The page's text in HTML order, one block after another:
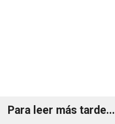
Para leer más tarde...